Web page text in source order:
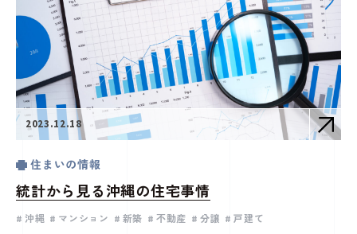
2023.12.18
住まいの情報
統計から見る沖縄の住宅事情
沖縄 マンション 新築 不動産 分譲 戸建て